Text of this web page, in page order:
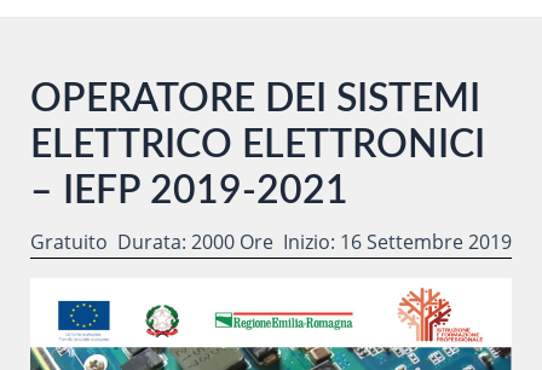
OPERATORE DEI SISTEMI
ELETTRICO ELETTRONICI
– IEFP 2019-2021
Gratuito Durata: 2000 Ore Inizio: 16 Settembre 2019